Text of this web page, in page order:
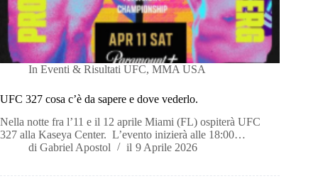
In Eventi & Risultati UFC,MMA USA
UFC 327 cosa c’è da sapere e dove vederlo.
Nella notte fra l’11 e il 12 aprile Miami (FL) ospiterà UFC
327 alla Kaseya Center. L’evento inizierà alle 18:00…
di Gabriel Apostol il 9 Aprile 2026